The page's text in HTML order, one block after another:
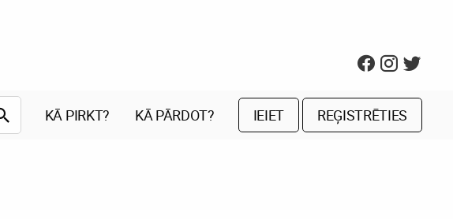
KĀ PIRKT? KĀ PĀRDOT? IEIET REĢISTRĒTIES